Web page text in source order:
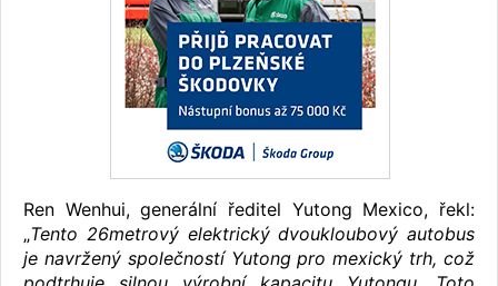
Ren Wenhui, generální ředitel Yutong Mexico, řekl:
„Tento 26metrový elektrický dvoukloubový autobus
je navržený společností Yutong pro mexický trh, což